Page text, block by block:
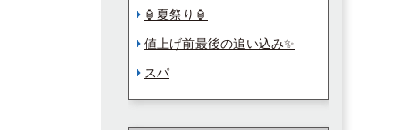
🏮夏祭り🏮
値上げ前最後の追い込み✨
スパ